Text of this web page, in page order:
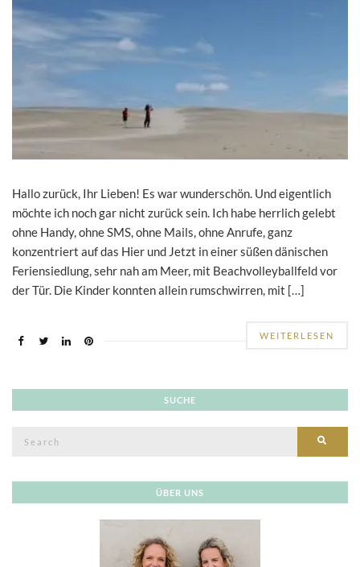
Hallo zurück, Ihr Lieben! Es war wunderschön. Und eigentlich
möchte ich noch gar nicht zurück sein. Ich habe herrlich gelebt
ohne Handy, ohne SMS, ohne Mails, ohne Anrufe, ganz
konzentriert auf das Hier und Jetzt in einer süßen dänischen
Feriensiedlung, sehr nah am Meer, mit Beachvolleyballfeld vor
der Tür. Die Kinder konnten allein rumschwirren, mit […]
WEITERLESEN
SUCHE
ÜBER UNS